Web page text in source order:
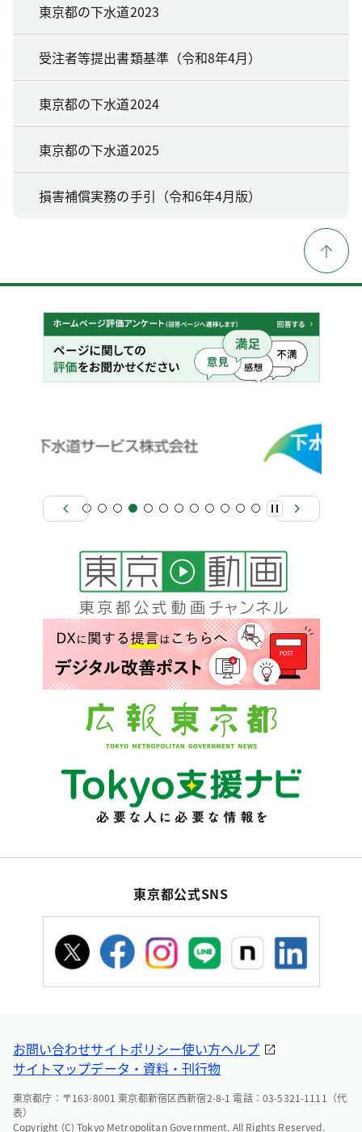
東京都の下水道2023
受注者等提出書類基準（令和8年4月）
東京都の下水道2024
東京都の下水道2025
損害補償実務の手引（令和6年4月版）
東京都公式SNS
お問い合わせサイトポリシー使い方ヘルプ
サイトマップデータ・資料・刊行物
東京都庁：〒163-8001 東京都新宿区西新宿2-8-1 電話：03-5321-1111（代
表）
Copyright (C) Tokyo Metropolitan Government. All Rights Reserved.